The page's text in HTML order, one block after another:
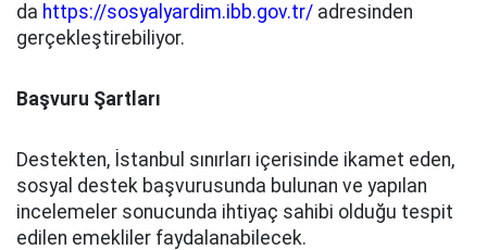
da https://sosyalyardim.ibb.gov.tr/ adresinden
gerçekleştirebiliyor.
Başvuru Şartları
Destekten, İstanbul sınırları içerisinde ikamet eden,
sosyal destek başvurusunda bulunan ve yapılan
incelemeler sonucunda ihtiyaç sahibi olduğu tespit
edilen emekliler faydalanabilecek.